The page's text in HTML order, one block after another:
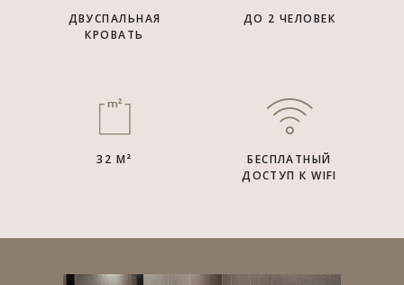
ДВУСПАЛЬНАЯ
КРОВАТЬ
ДО 2 ЧЕЛОВЕК
32 М²
БЕСПЛАТНЫЙ
ДОСТУП К WIFI